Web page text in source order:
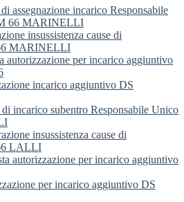
assegnazione incarico Responsabile
66 MARINELLI
insussistenza cause di
MARINELLI
autorizzazione per incarico aggiuntivo
incarico aggiuntivo DS
incarico subentro Responsabile Unico
insussistenza cause di
LALLI
autorizzazione per incarico aggiuntivo
per incarico aggiuntivo DS